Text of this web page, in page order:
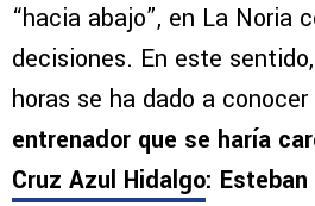
“hacia abajo”, en La Noria
decisiones. En este
horas se ha dado a
entrenador que se haría
Cruz Azul Hidalgo: